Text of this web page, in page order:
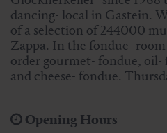
dancing- local in Gastein.
of a selection of 244000
Zappa. In the fondue-
order gourmet- fondue, oil-
and cheese- fondue.
Opening Hours